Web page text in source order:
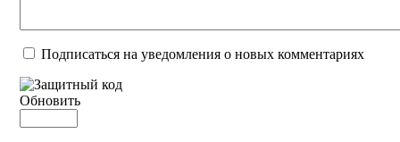
Подписаться на уведомления о новых комментариях
Обновить